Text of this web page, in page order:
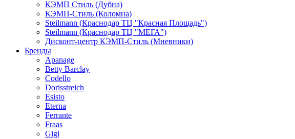
КЭМП Стиль (Дубна)
КЭМП-Стиль (Коломна)
Steilmann (Краснодар ТЦ "Красная Площадь")
Steilmann (Краснодар ТЦ "МЕГА")
Дисконт-центр КЭМП-Стиль (Мневники)
Бренды
Apanage
Betty Barclay
Codello
Dorisstreich
Esisto
Eterna
Ferrante
Fraas
Gigi